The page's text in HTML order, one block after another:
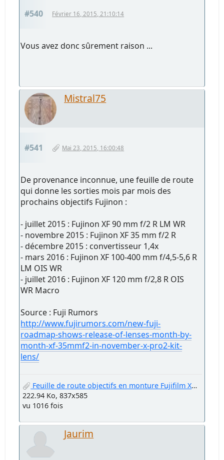
#540 Février 16, 2015, 21:10:14
Vous avez donc sûrement raison ...
Mistral75
#541 Mai 23, 2015, 16:00:48
De provenance inconnue, une feuille de route
qui donne les sorties mois par mois des
prochains objectifs Fujinon :
- juillet 2015 : Fujinon XF 90 mm f/2 R LM WR
- novembre 2015 : Fujinon XF 35 mm f/2 R
- décembre 2015 : convertisseur 1,4x
- mars 2016 : Fujinon XF 100-400 mm f/4,5-5,6 R
LM OIS WR
- juillet 2016 : Fujinon XF 120 mm f/2,8 R OIS
WR Macro
Source : Fuji Rumors
http://www.fujirumors.com/new-fuji-
roadmap-shows-release-of-lenses-month-by-
month-xf-35mmf2-in-november-x-pro2-kit-
lens/
Feuille de route objectifs en monture Fujifilm X (mai 2015).jpg
222.94 Ko, 837x585
vu 1016 fois
Jaurim